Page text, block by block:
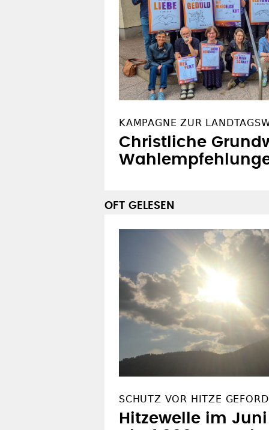
KAMPAGNE ZUR
Christliche
OFT GELESEN
SCHUTZ VOR HITZE
Hitzewelle im